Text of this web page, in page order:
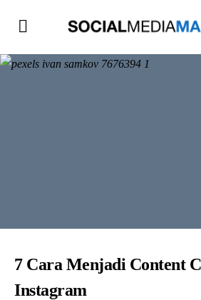
7 Cara Menjadi Content
Instagram